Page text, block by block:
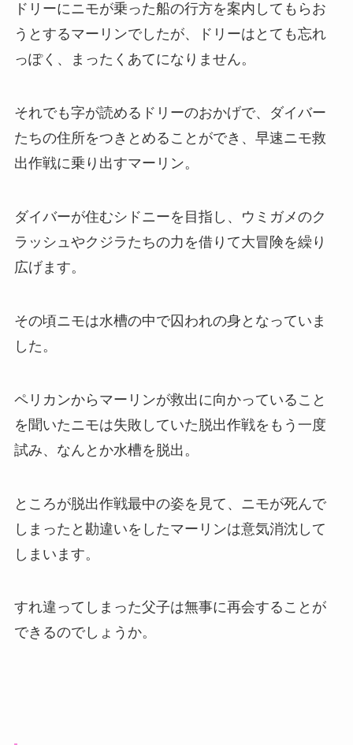
ドリーにニモが乗った船の行方を案内してもらお
うとするマーリンでしたが、ドリーはとても忘れ
っぽく、まったくあてになりません。
それでも字が読めるドリーのおかげで、ダイバー
たちの住所をつきとめることができ、早速ニモ救
出作戦に乗り出すマーリン。
ダイバーが住むシドニーを目指し、ウミガメのク
ラッシュやクジラたちの力を借りて大冒険を繰り
広げます。
その頃ニモは水槽の中で囚われの身となっていま
した。
ペリカンからマーリンが救出に向かっていること
を聞いたニモは失敗していた脱出作戦をもう一度
試み、なんとか水槽を脱出。
ところが脱出作戦最中の姿を見て、ニモが死んで
しまったと勘違いをしたマーリンは意気消沈して
しまいます。
すれ違ってしまった父子は無事に再会することが
できるのでしょうか。